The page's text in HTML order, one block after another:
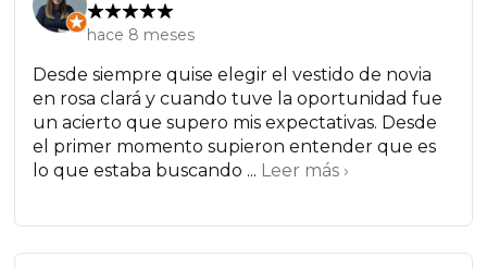
hace 8 meses
Desde siempre quise elegir el vestido de novia
en rosa clará y cuando tuve la oportunidad fue
un acierto que supero mis expectativas. Desde
el primer momento supieron entender que es
lo que estaba buscando ... Leer más ›